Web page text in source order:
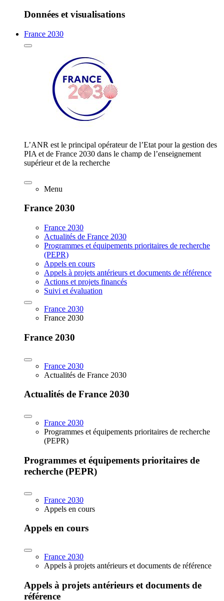
Données et visualisations
France 2030
L’ANR est le principal opérateur de l’Etat pour la gestion des
PIA et de France 2030 dans le champ de l’enseignement
supérieur et de la recherche
Menu
France 2030
France 2030
Actualités de France 2030
Programmes et équipements prioritaires de recherche
(PEPR)
Appels en cours
Appels à projets antérieurs et documents de référence
Actions et projets financés
Suivi et évaluation
France 2030
France 2030
France 2030
France 2030
Actualités de France 2030
Actualités de France 2030
France 2030
Programmes et équipements prioritaires de recherche
(PEPR)
Programmes et équipements prioritaires de
recherche (PEPR)
France 2030
Appels en cours
Appels en cours
France 2030
Appels à projets antérieurs et documents de référence
Appels à projets antérieurs et documents de
référence